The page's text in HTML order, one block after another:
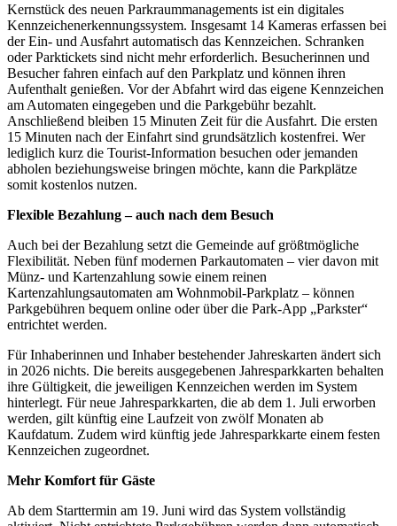
Kernstück des neuen Parkraummanagements ist ein digitales
Kennzeichenerkennungssystem. Insgesamt 14 Kameras erfassen bei
der Ein- und Ausfahrt automatisch das Kennzeichen. Schranken
oder Parktickets sind nicht mehr erforderlich. Besucherinnen und
Besucher fahren einfach auf den Parkplatz und können ihren
Aufenthalt genießen. Vor der Abfahrt wird das eigene Kennzeichen
am Automaten eingegeben und die Parkgebühr bezahlt.
Anschließend bleiben 15 Minuten Zeit für die Ausfahrt. Die ersten
15 Minuten nach der Einfahrt sind grundsätzlich kostenfrei. Wer
lediglich kurz die Tourist-Information besuchen oder jemanden
abholen beziehungsweise bringen möchte, kann die Parkplätze
somit kostenlos nutzen.
Flexible Bezahlung – auch nach dem Besuch
Auch bei der Bezahlung setzt die Gemeinde auf größtmögliche
Flexibilität. Neben fünf modernen Parkautomaten – vier davon mit
Münz- und Kartenzahlung sowie einem reinen
Kartenzahlungsautomaten am Wohnmobil-Parkplatz – können
Parkgebühren bequem online oder über die Park-App „Parkster“
entrichtet werden.
Für Inhaberinnen und Inhaber bestehender Jahreskarten ändert sich
in 2026 nichts. Die bereits ausgegebenen Jahresparkkarten behalten
ihre Gültigkeit, die jeweiligen Kennzeichen werden im System
hinterlegt. Für neue Jahresparkkarten, die ab dem 1. Juli erworben
werden, gilt künftig eine Laufzeit von zwölf Monaten ab
Kaufdatum. Zudem wird künftig jede Jahresparkkarte einem festen
Kennzeichen zugeordnet.
Mehr Komfort für Gäste
Ab dem Starttermin am 19. Juni wird das System vollständig